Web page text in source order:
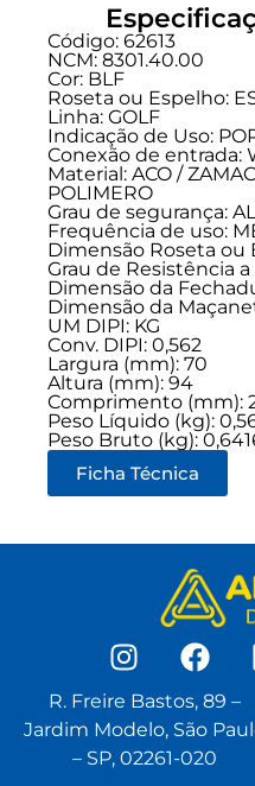
Código: 62613
NCM: 8301.40.00
Cor: BLF
Roseta ou Espelho:
Linha: GOLF
Indicação de Uso:
Conexão de entrada:
Material: ACO /
POLIMERO
Grau de segurança:
Frequência de uso:
Dimensão Roseta ou
Grau de Resistência a
Dimensão da
Dimensão da
UM DIPI: KG
Conv. DIPI: 0,562
Largura (mm): 70
Altura (mm): 94
Comprimento (mm):
Peso Líquido (kg):
Peso Bruto (kg):
Ficha Técnica
R. Freire Bastos, 89 –
Jardim Modelo, São
– SP, 02261-020